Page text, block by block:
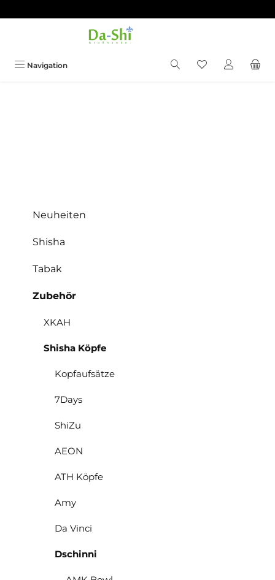
Navigation Du hast 0
Neuheiten
Shisha
Tabak
Zubehör
XKAH
Shisha Köpfe
Kopfaufsätze
7Days
ShiZu
AEON
ATH Köpfe
Amy
Da Vinci
Dschinni